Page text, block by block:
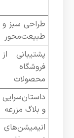
طراحی سبز و
طبیعت‌محور
پشتیبانی از
فروشگاه
محصولات
داستان‌سرایی
و بلاگ مزرعه
انیمیشن‌های